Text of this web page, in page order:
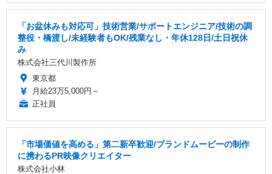
「お盆休みも対応可」技術営業/サポートエンジニア/技術の調
整役・橋渡し/未経験者もOK/残業なし・年休128日/土日祝休
み
株式会社三代川製作所
東京都
月給23万5,000円～
正社員
「市場価値を高める」第二新卒歓迎/ブランドムービーの制作
に携わるPR映像クリエイター
株式会社小林